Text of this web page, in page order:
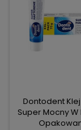
Dontodent
Super Mocny